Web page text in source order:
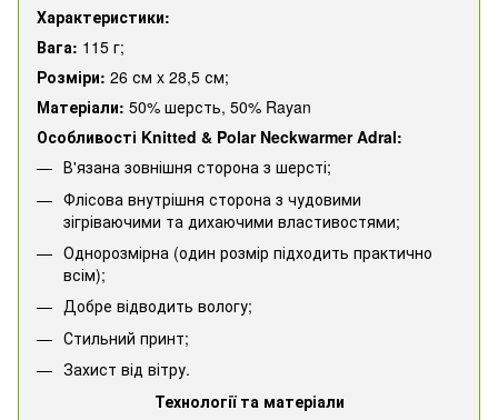
Характеристики:
Вага: 115 г;
Розміри: 26 см x 28,5 см;
Матеріали: 50% шерсть, 50% Rayan
Особливості Knitted & Polar Neckwarmer Adral:
В'язана зовнішня сторона з шерсті;
Флісова внутрішня сторона з чудовими
зігріваючими та дихаючими властивостями;
Однорозмірна (один розмір підходить практично
всім);
Добре відводить вологу;
Стильний принт;
Захист від вітру.
Технології та матеріали